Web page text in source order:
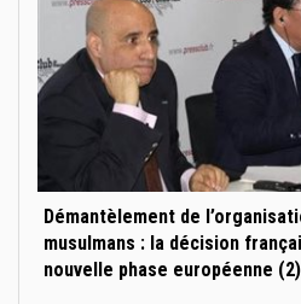
Démantèlement de
musulmans : la décision
nouvelle phase européenne (2)